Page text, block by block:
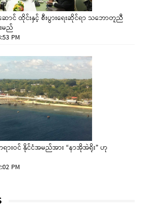
ဆောင် ထိုင်းနှင့် စီးပွားရေးဆိုင်ရာ သဘောတူညီ
မည်
PM
ားဝင် နိုင်ငံအမည်အား “နာအိုအဲရိုး” ဟု
PM